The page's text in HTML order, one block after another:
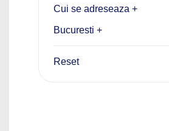
Cui se adreseaza +
Bucuresti +
Reset